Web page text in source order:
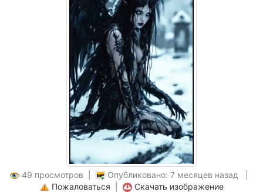
49 просмотров |
Опубликовано: 7 месяцев назад |
Пожаловаться
Скачать изображение